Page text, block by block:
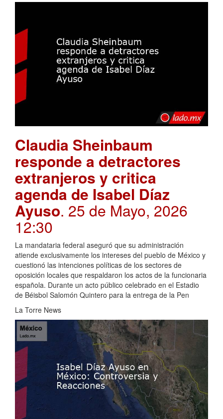
Claudia Sheinbaum
responde a detractores
extranjeros y critica
agenda de Isabel Díaz
Ayuso. 25 de Mayo, 2026
12:30
La mandataria federal aseguró que su administración
atiende exclusivamente los intereses del pueblo de México y
cuestionó las intenciones políticas de los sectores de
oposición locales que respaldaron los actos de la funcionaria
española. Durante un acto público celebrado en el Estadio
de Béisbol Salomón Quintero para la entrega de la Pen
La Torre News